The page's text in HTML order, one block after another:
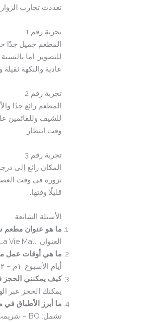
تعددت تجارب
تجربة رقم 1
المطعم جميل جدًا
عادية والنكهة
تجربة رقم 2
المطعم رائع جدًا
وقت انتظار.
تجربة رقم 3
المكان رائع إلى
تزوره في وقت
قليلًا وقتها.
الأسئلة الشائعة
ما هو عنوان مطعم
العنوان: Atelier La Vie Mall, طريق الملك عبدالعزيز الفرعي، الشاطئ، جدة 23514، المملكة العربية السعودية.
ما هي أوقات عمل
أيام الأسبوع: ١م – ١٢ص، نهاية الأسبوع: ١م – ١٢:٣٠ص.
كيف يمكنني
يمكنك الحجز عبر الهاتف:
ما أبرز الأطباق
تشمل: BO – شريمب روسو، انتركون، النا فرايز، ليو ستيك، ستافد تشيكن.